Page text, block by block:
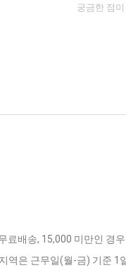
궁금한 점
료배송, 15,000 미만인 경
역은 근무일(월-금) 기준